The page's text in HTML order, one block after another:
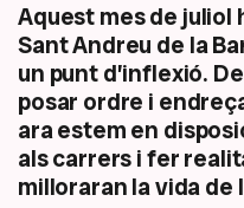
Aquest mes de juliol
Sant Andreu de la
un punt d’inflexió.
posar ordre i
ara estem en
als carrers i fer
milloraran la vida de